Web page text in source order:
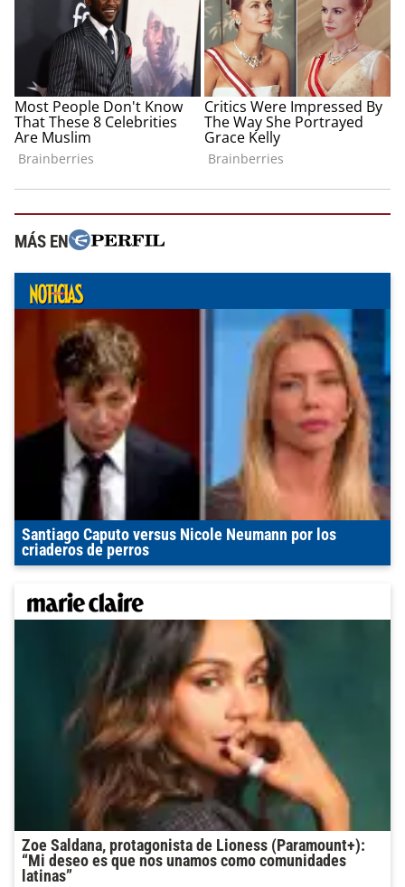
MÁS EN
Santiago Caputo versus Nicole Neumann por los
criaderos de perros
Zoe Saldana, protagonista de Lioness (Paramount+):
“Mi deseo es que nos unamos como comunidades
latinas”